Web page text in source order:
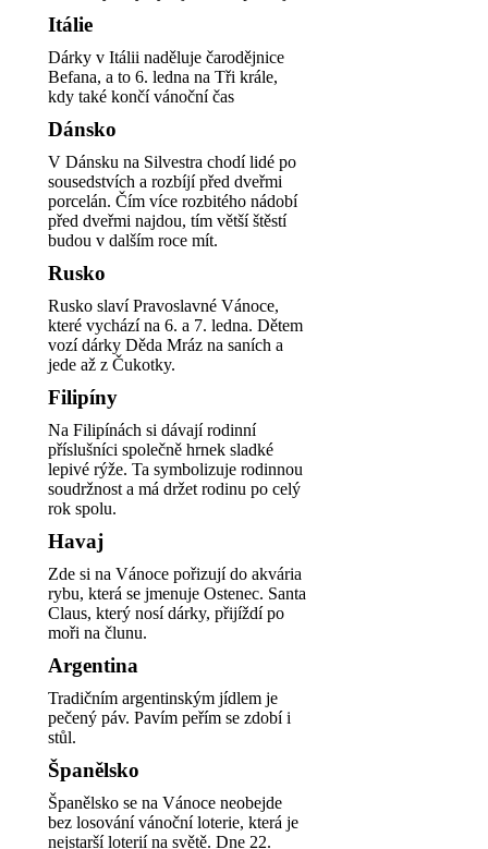
Itálie
Dárky v Itálii naděluje čarodějnice
Befana, a to 6. ledna na Tři krále,
kdy také končí vánoční čas
Dánsko
V Dánsku na Silvestra chodí lidé po
sousedstvích a rozbíjí před dveřmi
porcelán. Čím více rozbitého nádobí
před dveřmi najdou, tím větší štěstí
budou v dalším roce mít.
Rusko
Rusko slaví Pravoslavné Vánoce,
které vychází na 6. a 7. ledna. Dětem
vozí dárky Děda Mráz na saních a
jede až z Čukotky.
Filipíny
Na Filipínách si dávají rodinní
příslušníci společně hrnek sladké
lepivé rýže. Ta symbolizuje rodinnou
soudržnost a má držet rodinu po celý
rok spolu.
Havaj
Zde si na Vánoce pořizují do akvária
rybu, která se jmenuje Ostenec. Santa
Claus, který nosí dárky, přijíždí po
moři na člunu.
Argentina
Tradičním argentinským jídlem je
pečený páv. Pavím peřím se zdobí i
stůl.
Španělsko
Španělsko se na Vánoce neobejde
bez losování vánoční loterie, která je
nejstarší loterií na světě. Dne 22.